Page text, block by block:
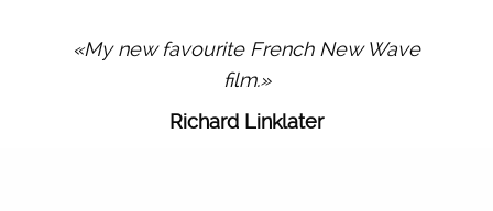
«My new favourite French New Wave
film.»
Richard Linklater